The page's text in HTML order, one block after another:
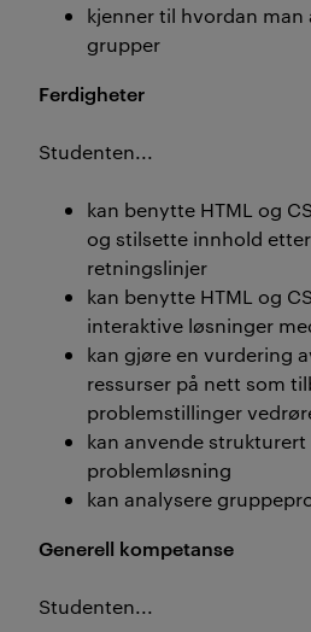
kjenner til hvordan man
grupper
Ferdigheter
Studenten...
kan benytte HTML og
og stilsette innhold
retningslinjer
kan benytte HTML og
interaktive løsninger
kan gjøre en vurdering
ressurser på nett som
problemstillinger
kan anvende
problemløsning
kan analysere
Generell kompetanse
Studenten...